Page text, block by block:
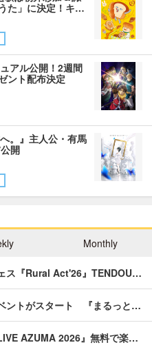
た」に決定！キ…
アル公開！2週間
ント配布決定
。』主人公・有馬
開
Monthly
ス『Rural Act'26』TENDOU…
ントがスタート 『まるっと…
AZUMA 2026』無料で楽…